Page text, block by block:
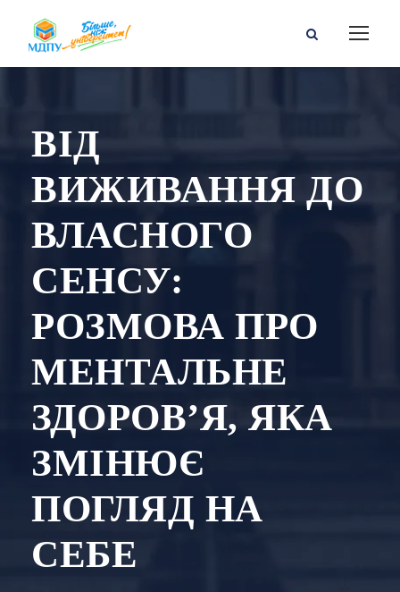
ВІД
ВИЖИВАННЯ ДО
ВЛАСНОГО
СЕНСУ:
РОЗМОВА ПРО
МЕНТАЛЬНЕ
ЗДОРОВ’Я, ЯКА
ЗМІНЮЄ
ПОГЛЯД НА
СЕБЕ